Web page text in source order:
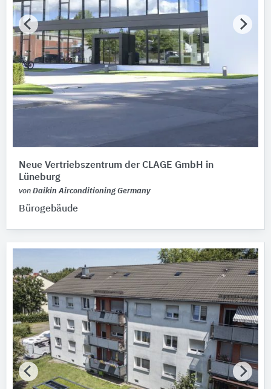
Neue Vertriebszentrum der CLAGE GmbH in
Lüneburg
von Daikin Airconditioning Germany
Bürogebäude